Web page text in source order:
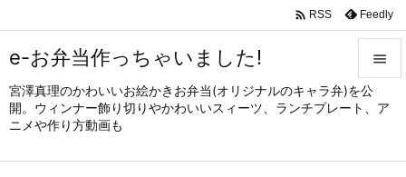
e-お弁当作っちゃいました!
宮澤真理のかわいいお絵かきお弁当(オリジナルのキャラ弁)を公
開。ウィンナー飾り切りやかわいいスィーツ、ランチプレート、ア
ニメや作り方動画も


メニュ
サイド
 RSS Feedly